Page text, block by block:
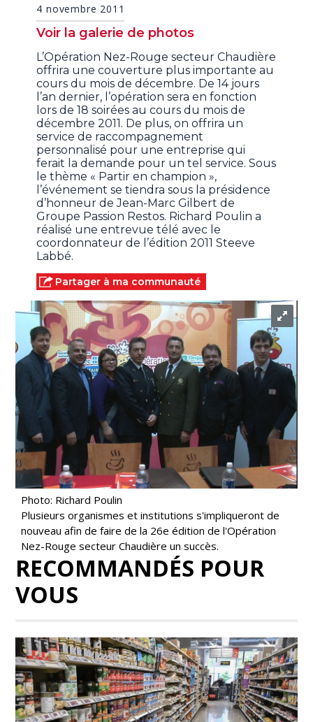
4 novembre 2011
Voir la galerie de photos
L’Opération Nez-Rouge secteur Chaudière
offrira une couverture plus importante au
cours du mois de décembre. De 14 jours
l’an dernier, l’opération sera en fonction
lors de 18 soirées au cours du mois de
décembre 2011. De plus, on offrira un
service de raccompagnement
personnalisé pour une entreprise qui
ferait la demande pour un tel service. Sous
le thème « Partir en champion »,
l’événement se tiendra sous la présidence
d’honneur de Jean-Marc Gilbert de
Groupe Passion Restos. Richard Poulin a
réalisé une entrevue télé avec le
coordonnateur de l’édition 2011 Steeve
Labbé.
Partager à ma communauté
Photo: Richard Poulin
Plusieurs organismes et institutions s'impliqueront de
nouveau afin de faire de la 26e édition de l'Opération
Nez-Rouge secteur Chaudière un succès.
RECOMMANDÉS POUR
VOUS